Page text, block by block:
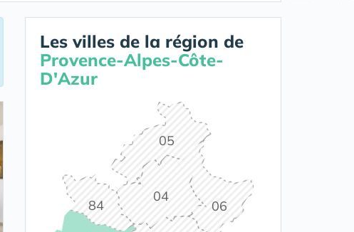
Les villes de la région de
Provence-Alpes-Côte-
D'Azur
04
05
06
84